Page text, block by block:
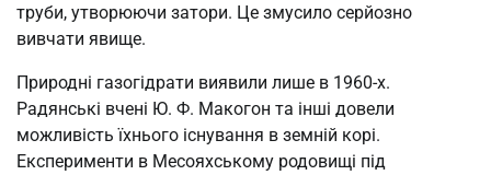
труби, утворюючи затори. Це змусило серйозно
вивчати явище.
Природні газогідрати виявили лише в 1960-х.
Радянські вчені Ю. Ф. Макогон та інші довели
можливість їхнього існування в земній корі.
Експерименти в Месояхському родовищі під